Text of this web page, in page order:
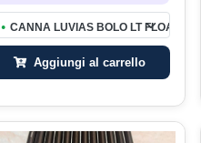
● CANNA LUVIAS BOLO LT FLOAT60PL
Aggiungi al carrello